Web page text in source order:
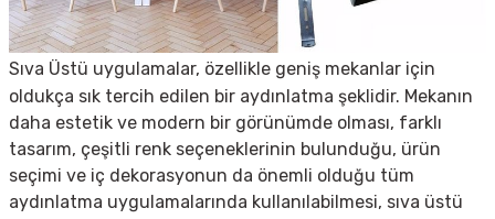
Sıva Üstü uygulamalar, özellikle geniş mekanlar için
oldukça sık tercih edilen bir aydınlatma şeklidir. Mekanın
daha estetik ve modern bir görünümde olması, farklı
tasarım, çeşitli renk seçeneklerinin bulunduğu, ürün
seçimi ve iç dekorasyonun da önemli olduğu tüm
aydınlatma uygulamalarında kullanılabilmesi, sıva üstü